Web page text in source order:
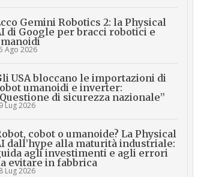
Gemini Robotics 2: la Physical
di Google per bracci robotici e
Ago 2026
USA bloccano le importazioni di
umanoidi e inverter:
di sicurezza nazionale”
Lug 2026
cobot o umanoide? La Physical
dall’hype alla maturità industriale:
agli investimenti e agli errori
evitare in fabbrica
Lug 2026